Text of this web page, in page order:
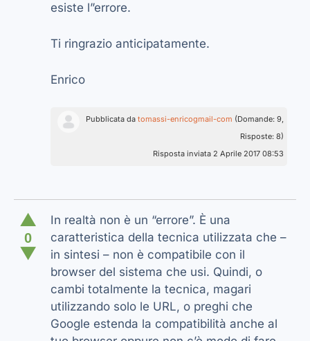
esiste l”errore.
Ti ringrazio anticipatamente.
Enrico
Pubblicata da tomassi-enricogmail-com (Domande: 9,
Risposte: 8)
Risposta inviata 2 Aprile 2017 08:53
▲
0
▼
In realtà non è un “errore”. È una
caratteristica della tecnica utilizzata che –
in sintesi – non è compatibile con il
browser del sistema che usi. Quindi, o
cambi totalmente la tecnica, magari
utilizzando solo le URL, o preghi che
Google estenda la compatibilità anche al